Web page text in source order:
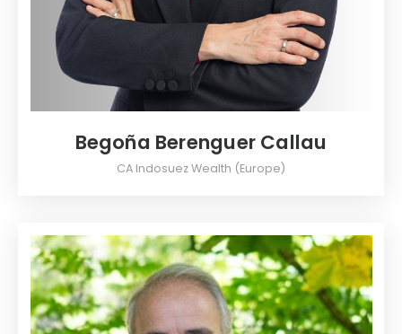
Begoña Berenguer Callau
CA Indosuez Wealth (Europe)